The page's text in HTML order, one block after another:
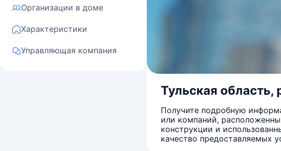
Организации в доме
Характеристики
Управляющая компания
Тульская
Получите подробную
или компаний,
конструкции и
качество предоставляемых